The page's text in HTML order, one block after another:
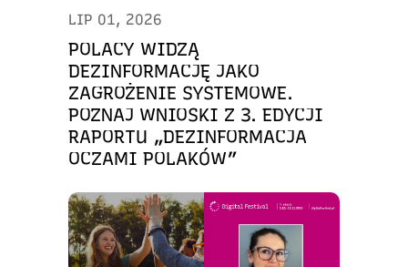
LIP 01, 2026
POLACY WIDZĄ
DEZINFORMACJĘ JAKO
ZAGROŻENIE SYSTEMOWE.
POZNAJ WNIOSKI Z 3. EDYCJI
RAPORTU „DEZINFORMACJA
OCZAMI POLAKÓW”